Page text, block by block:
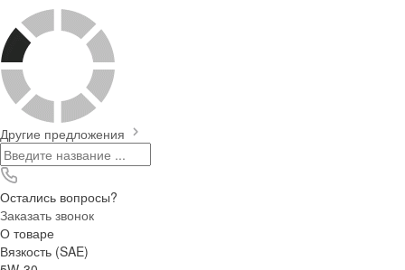
Другие предложения
Остались вопросы?
Заказать звонок
О товаре
Вязкость (SAE)